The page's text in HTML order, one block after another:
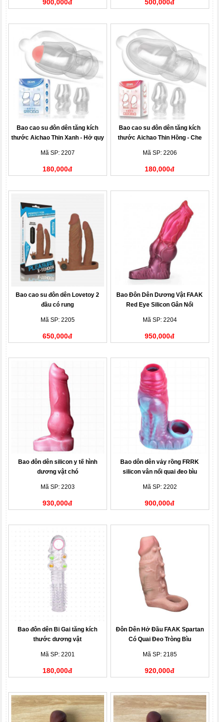
900,000đ 500,000đ
Bao cao su đôn dên tăng kích
thước Aichao Thin Xanh - Hở quy
Mã SP: 2207
180,000đ
Bao cao su đôn dên tăng kích
thước Aichao Thin Hồng - Che
Mã SP: 2206
180,000đ
Bao cao su đôn dên Lovetoy 2
đầu có rung
Mã SP: 2205
650,000đ
Bao Đôn Dên Dương Vật FAAK
Red Eye Silicon Gân Nổi
Mã SP: 2204
950,000đ
Bao đôn dên silicon y tế hình
dương vật chó
Mã SP: 2203
930,000đ
Bao dôn dên vảy rồng FRRK
silicon vân nổi quai đeo bìu
Mã SP: 2202
900,000đ
Bao đôn dên Bi Gai tăng kích
thước dương vật
Mã SP: 2201
180,000đ
Đôn Dên Hở Đầu FAAK Spartan
Có Quai Đeo Tròng Bìu
Mã SP: 2185
920,000đ